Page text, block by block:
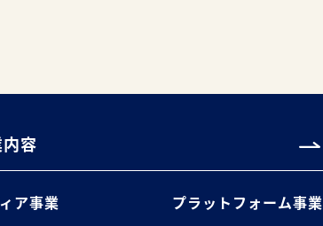
容
ア事業
プラットフォーム事業